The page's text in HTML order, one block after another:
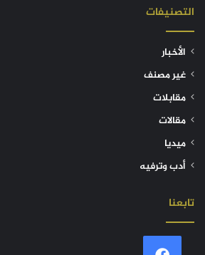
التصنيفات
الأخبار
غير مصنف
مقابلات
مقالات
ميديا
أدب وترفيه
تابعنا